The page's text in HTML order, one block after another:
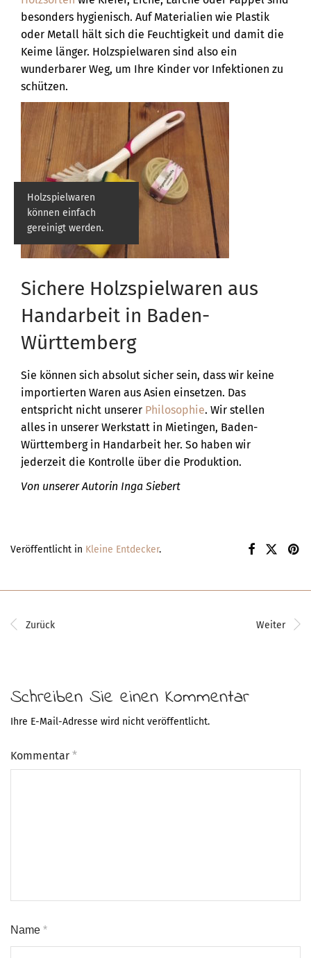
besonders hygienisch. Auf Materialien wie Plastik
oder Metall hält sich die Feuchtigkeit und damit die
Keime länger. Holzspielwaren sind also ein
wunderbarer Weg, um Ihre Kinder vor Infektionen zu
schützen.
Holzspielwaren
können einfach
gereinigt werden.
Sichere Holzspielwaren aus
Handarbeit in Baden-
Württemberg
Sie können sich absolut sicher sein, dass wir keine
importierten Waren aus Asien einsetzen. Das
entspricht nicht unserer Philosophie. Wir stellen
alles in unserer Werkstatt in Mietingen, Baden-
Württemberg in Handarbeit her. So haben wir
jederzeit die Kontrolle über die Produktion.
Von unserer Autorin Inga Siebert
Veröffentlicht in Kleine Entdecker.
Zurück Weiter
Schreiben Sie einen Kommentar
Ihre E-Mail-Adresse wird nicht veröffentlicht.
Kommentar *
Name *